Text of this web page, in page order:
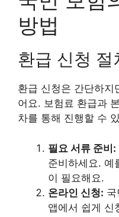
방법
환급 신청 절
환급 신청은 간단하지
어요. 보험료 환급과
차를 통해 진행할 수
필요 서류 준비:
준비하세요. 예
이 필요해요.
온라인 신청:
앱에서 쉽게 신